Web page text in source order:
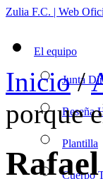
Zulia F.C. | Web
El equipo
Junta
Reseña
Plantilla
Cuerpo
Inicio/
porque